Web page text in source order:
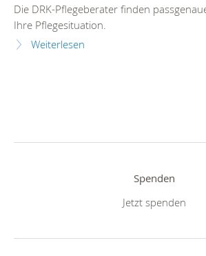
Die DRK-Pflegeberater finden
Ihre Pflegesituation.
Weiterlesen
Spenden
Jetzt spenden